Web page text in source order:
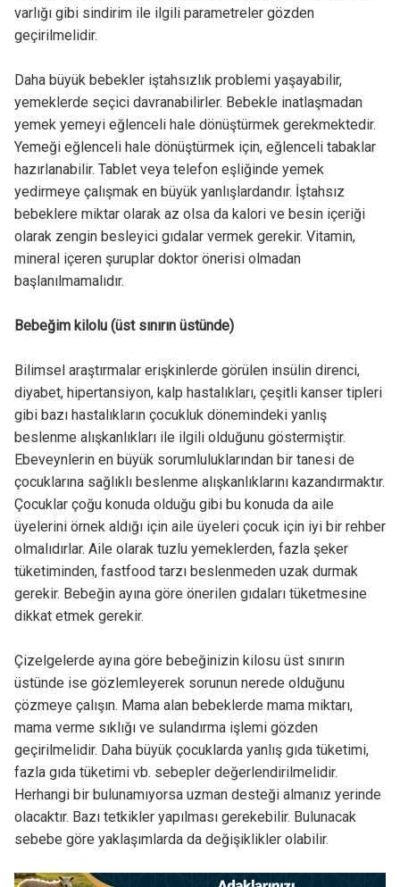
varlığı gibi sindirim ile ilgili parametreler gözden
geçirilmelidir.
Daha büyük bebekler iştahsızlık problemi yaşayabilir,
yemeklerde seçici davranabilirler. Bebekle inatlaşmadan
yemek yemeyi eğlenceli hale dönüştürmek gerekmektedir.
Yemeği eğlenceli hale dönüştürmek için, eğlenceli tabaklar
hazırlanabilir. Tablet veya telefon eşliğinde yemek
yedirmeye çalışmak en büyük yanlışlardandır. İştahsız
bebeklere miktar olarak az olsa da kalori ve besin içeriği
olarak zengin besleyici gıdalar vermek gerekir. Vitamin,
mineral içeren şuruplar doktor önerisi olmadan
başlanılmamalıdır.
Bebeğim kilolu (üst sınırın üstünde)
Bilimsel araştırmalar erişkinlerde görülen insülin direnci,
diyabet, hipertansiyon, kalp hastalıkları, çeşitli kanser tipleri
gibi bazı hastalıkların çocukluk dönemindeki yanlış
beslenme alışkanlıkları ile ilgili olduğunu göstermiştir.
Ebeveynlerin en büyük sorumluluklarından bir tanesi de
çocuklarına sağlıklı beslenme alışkanlıklarını kazandırmaktır.
Çocuklar çoğu konuda olduğu gibi bu konuda da aile
üyelerini örnek aldığı için aile üyeleri çocuk için iyi bir rehber
olmalıdırlar. Aile olarak tuzlu yemeklerden, fazla şeker
tüketiminden, fastfood tarzı beslenmeden uzak durmak
gerekir. Bebeğin ayına göre önerilen gıdaları tüketmesine
dikkat etmek gerekir.
Çizelgelerde ayına göre bebeğinizin kilosu üst sınırın
üstünde ise gözlemleyerek sorunun nerede olduğunu
çözmeye çalışın. Mama alan bebeklerde mama miktarı,
mama verme sıklığı ve sulandırma işlemi gözden
geçirilmelidir. Daha büyük çocuklarda yanlış gıda tüketimi,
fazla gıda tüketimi vb. sebepler değerlendirilmelidir.
Herhangi bir bulunamıyorsa uzman desteği almanız yerinde
olacaktır. Bazı tetkikler yapılması gerekebilir. Bulunacak
sebebe göre yaklaşımlarda da değişiklikler olabilir.